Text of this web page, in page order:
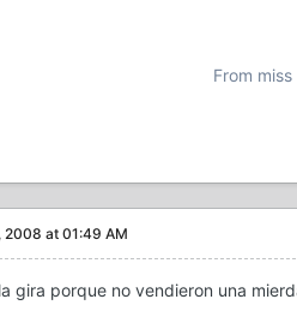
From
2008 at 01:49 AM
gira porque no vendieron una